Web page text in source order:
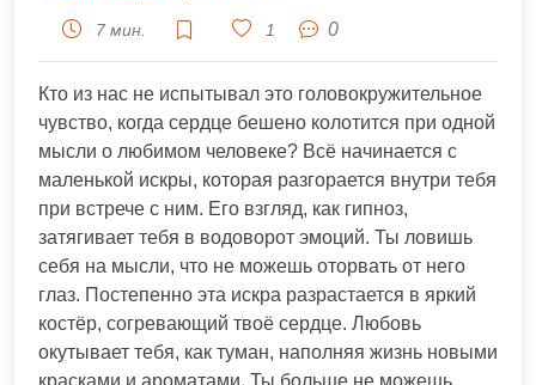
7 мин. 1 0
Кто из нас не испытывал это головокружительное
чувство, когда сердце бешено колотится при одной
мысли о любимом человеке? Всё начинается с
маленькой искры, которая разгорается внутри тебя
при встрече с ним. Его взгляд, как гипноз,
затягивает тебя в водоворот эмоций. Ты ловишь
себя на мысли, что не можешь оторвать от него
глаз. Постепенно эта искра разрастается в яркий
костёр, согревающий твоё сердце. Любовь
окутывает тебя, как туман, наполняя жизнь новыми
красками и ароматами. Ты больше не можешь